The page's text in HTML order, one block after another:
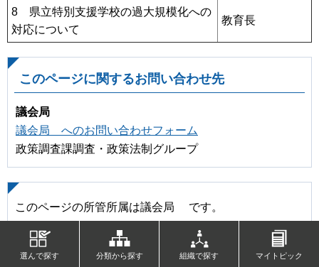
8 県立特別支援学校の過大規模化への
対応について
教育長
このページに関するお問い合わせ先
議会局
議会局 へのお問い合わせフォーム
政策調査課調査・政策法制グループ
このページの所管所属は議会局 です。
選んで探す 分類から探す 組織で探す マイトピック